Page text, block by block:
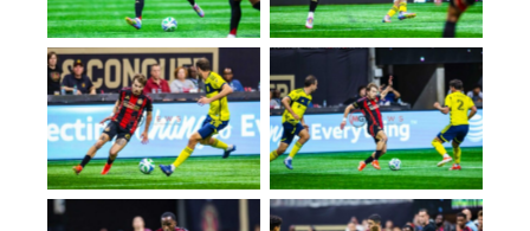
No Caption No Caption